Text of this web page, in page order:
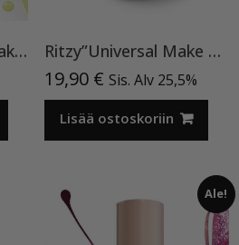
Ritzy Nails Lac geelilakka ”Neon Yellow”119 , 9ml TPO vapaa Ritzy”Universal Make Up”15ml, rakennegeeli TPO vapaa
19,90 € Sis. Alv 25,5%
Lisää ostoskoriin
Ale!